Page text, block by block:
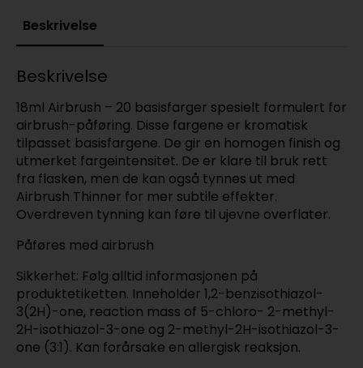
Beskrivelse
Beskrivelse
18ml Airbrush – 20 basisfarger spesielt formulert for
airbrush-påføring. Disse fargene er kromatisk
tilpasset basisfargene. De gir en homogen finish og
utmerket fargeintensitet. De er klare til bruk rett
fra flasken, men de kan også tynnes ut med
Airbrush Thinner for mer subtile effekter.
Overdreven tynning kan føre til ujevne overflater.
Påføres med airbrush
Sikkerhet: Følg alltid informasjonen på
produktetiketten. Inneholder 1,2-benzisothiazol-
3(2H)-one, reaction mass of 5-chloro- 2-methyl-
2H-isothiazol-3-one og 2-methyl-2H-isothiazol-3-
one (3:1). Kan forårsake en allergisk reaksjon.